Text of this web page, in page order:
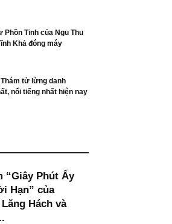
Phồn Tinh của Ngu Thu
Khả đóng máy
tử lừng danh
nổi tiếng nhất hiện nay
“Giây Phút Ấy
Hạn” của
Hách và